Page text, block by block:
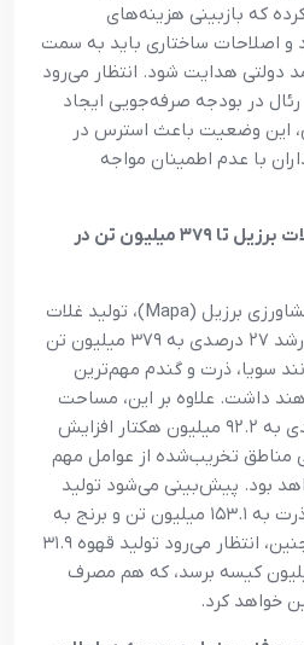
که بازبینی هزینه‌های
و اصلاحات ساختاری باید به سمت
هدایت شود. انتظار می‌رود
تا ۲۰ میلیارد رئال در بودجه صرفه‌جویی ایجاد
این وضعیت باعث استرس در
با عدم اطمینان مواجه
پیش‌بینی افزایش تولید غلات برزیل تا ۳۷۹ میلیون تن در
بر اساس گزارشی از وزارت کشاورزی برزیل (Mapa)، تولید غلات
این کشور در دهه آینده با رشد ۲۷ درصدی به ۳۷۹ میلیون تن
سویا، ذرت و گندم مهم‌ترین
داشت. علاوه بر این، مساحت
کشت نیز با رشد ۱۵.۵ درصدی به ۹۲.۲ میلیون هکتار افزایش
مناطق تخریب‌شده از عوامل مهم
بود. پیش‌بینی می‌شود تولید
سویا به ۱۹۹.۴ میلیون تن، ذرت به ۱۵۳.۱ میلیون تن و برنج به
۱۳.۷ میلیون تن برسد. همچنین، انتظار می‌رود تولید قهوه ۳۱.۹
رشد کرده و به ۷۲ میلیون کیسه برسد، که هم مصرف
خواهد کرد.